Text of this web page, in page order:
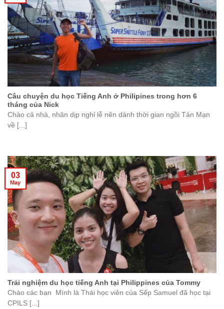
Câu chuyện du học Tiếng Anh ở Philipines trong hơn 6
tháng của Nick
Chào cả nhà, nhân dịp nghỉ lễ nên dành thời gian ngồi Tản Mạn
về [...]
Trải nghiệm du học tiếng Anh tại Philippines của Tommy
Chào các bạn Mình là Thái học viên của Sếp Samuel đã học tại
CPILS [...]
03
May